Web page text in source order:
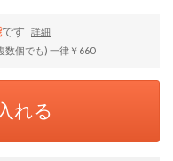
です
詳細
数個でも) 一律￥660
れる